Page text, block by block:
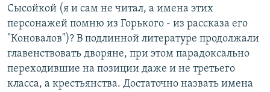
Сысойкой (я и сам не читал, а имена этих
персонажей помню из Горького - из рассказа его
"Коновалов")? В подлинной литературе продолжали
главенствовать дворяне, при этом парадоксально
переходившие на позиции даже и не третьего
класса, а крестьянства. Достаточно назвать имена